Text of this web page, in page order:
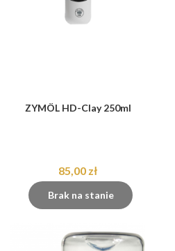
ZYMÖL HD-Clay 250ml
85,00 zł
Brak na stanie